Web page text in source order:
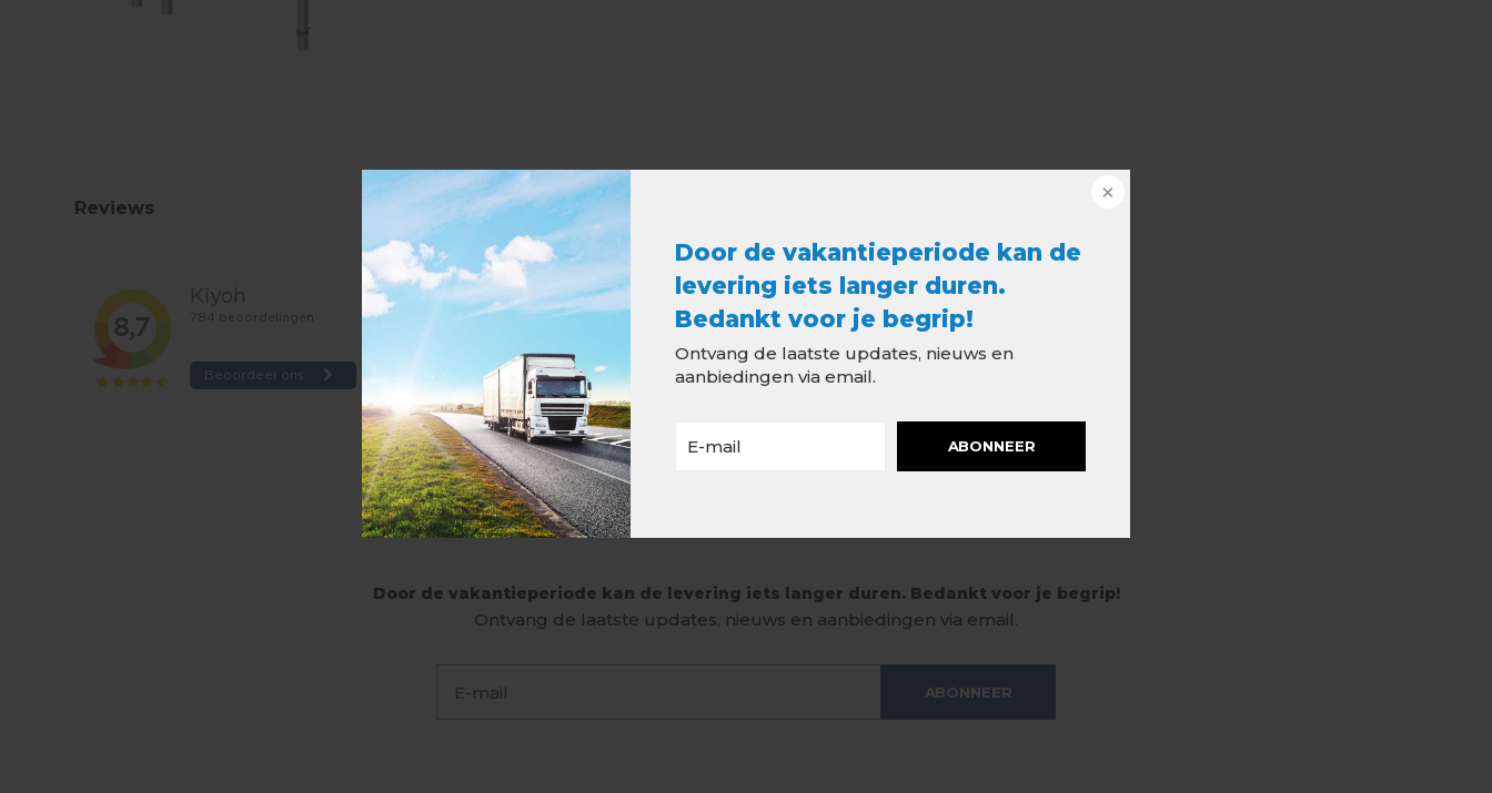
Door de vakantieperiode kan de
levering iets langer duren.
Bedankt voor je begrip!
Ontvang de laatste updates, nieuws en
aanbiedingen via email.
ABONNEER
Reviews
Door de vakantieperiode kan de levering iets langer duren. Bedankt voor je begrip!
Ontvang de laatste updates, nieuws en aanbiedingen via email.
ABONNEER